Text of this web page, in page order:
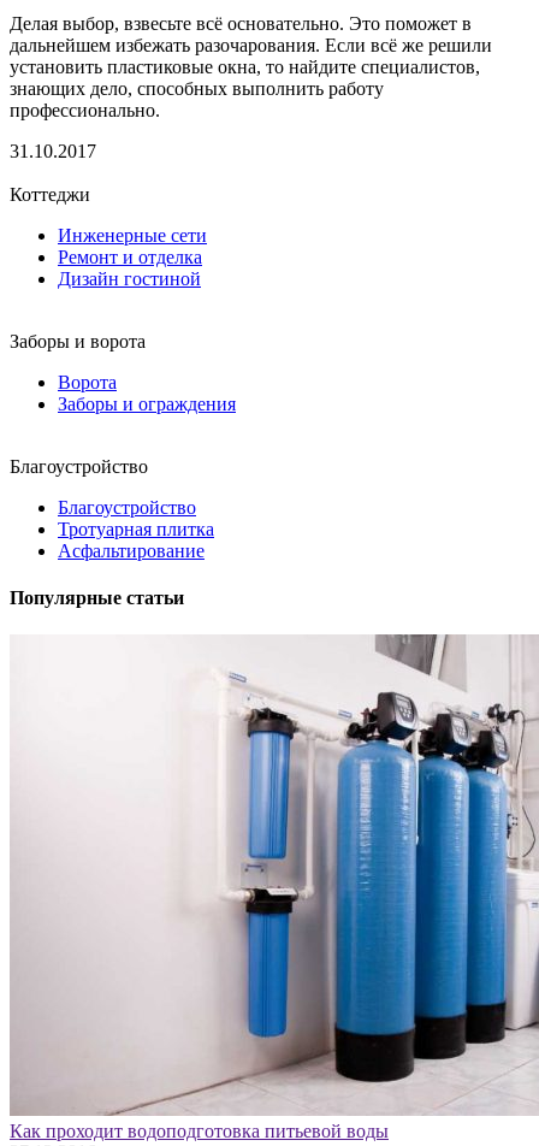
Делая выбор, взвесьте всё основательно. Это поможет в
дальнейшем избежать разочарования. Если всё же решили
установить пластиковые окна, то найдите специалистов,
знающих дело, способных выполнить работу
профессионально.
31.10.2017
Коттеджи
Инженерные сети
Ремонт и отделка
Дизайн гостиной
Заборы и ворота
Ворота
Заборы и ограждения
Благоустройство
Благоустройство
Тротуарная плитка
Асфальтирование
Популярные статьи
Как проходит водоподготовка питьевой воды